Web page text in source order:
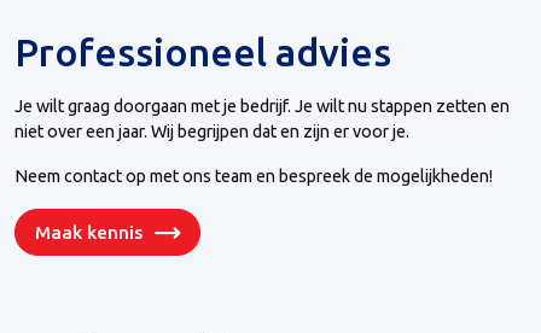
Professioneel advies
Je wilt graag doorgaan met je bedrijf. Je wilt nu stappen zetten en
niet over een jaar. Wij begrijpen dat en zijn er voor je.
Neem contact op met ons team en bespreek de mogelijkheden!
Maak kennis